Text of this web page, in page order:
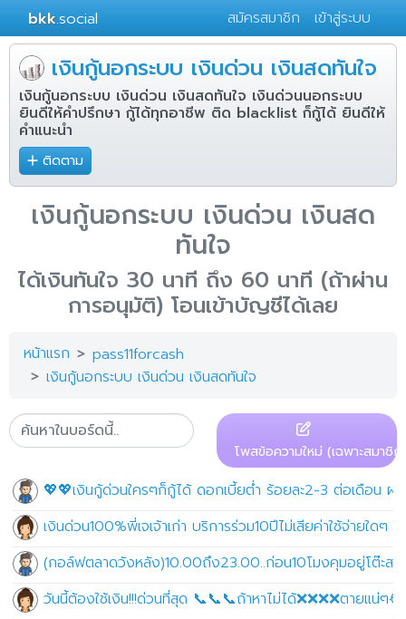
bkk.social สมัครสมาชิก เข้าสู่ระบบ
เงินกู้นอกระบบ เงินด่วน เงินสดทันใจ
เงินกู้นอกระบบ เงินด่วน เงินสดทันใจ เงินด่วนนอกระบบ
ยินดีให้คำปรึกษา กู้ได้ทุกอาชีพ ติด blacklist ก็กู้ได้ ยินดีให้
คำแนะนำ
ติดตาม
เงินกู้นอกระบบ เงินด่วน เงินสด
ทันใจ
ได้เงินทันใจ 30 นาที ถึง 60 นาที (ถ้าผ่าน
การอนุมัติ) โอนเข้าบัญชีได้เลย
หน้าแรก
pass11forcash
เงินกู้นอกระบบ เงินด่วน เงินสดทันใจ
โพสข้อความใหม่ (เฉพาะสมาชิก)
💖💖เงินกู้ด่วนใครๆก็กู้ได้ ดอกเบี้ยต่ำ ร้อยละ2-3 ต่อเดือน ผ่
เงินด่วน100%พี่เจเจ้าเก่า บริการร่วม10ปีไม่เสียค่าใช้จ่ายใดๆ
(กอล์ฟตลาดวังหลัง)10.00ถึง23.00..ก่อน10โมงคุมอยู่โต๊ะสนุ
วันนี้ต้องใช้เงิน!!!ด่วนที่สุด 📞📞📞ถ้าหาไม่ได้❌❌❌❌ตายแน่ๆ